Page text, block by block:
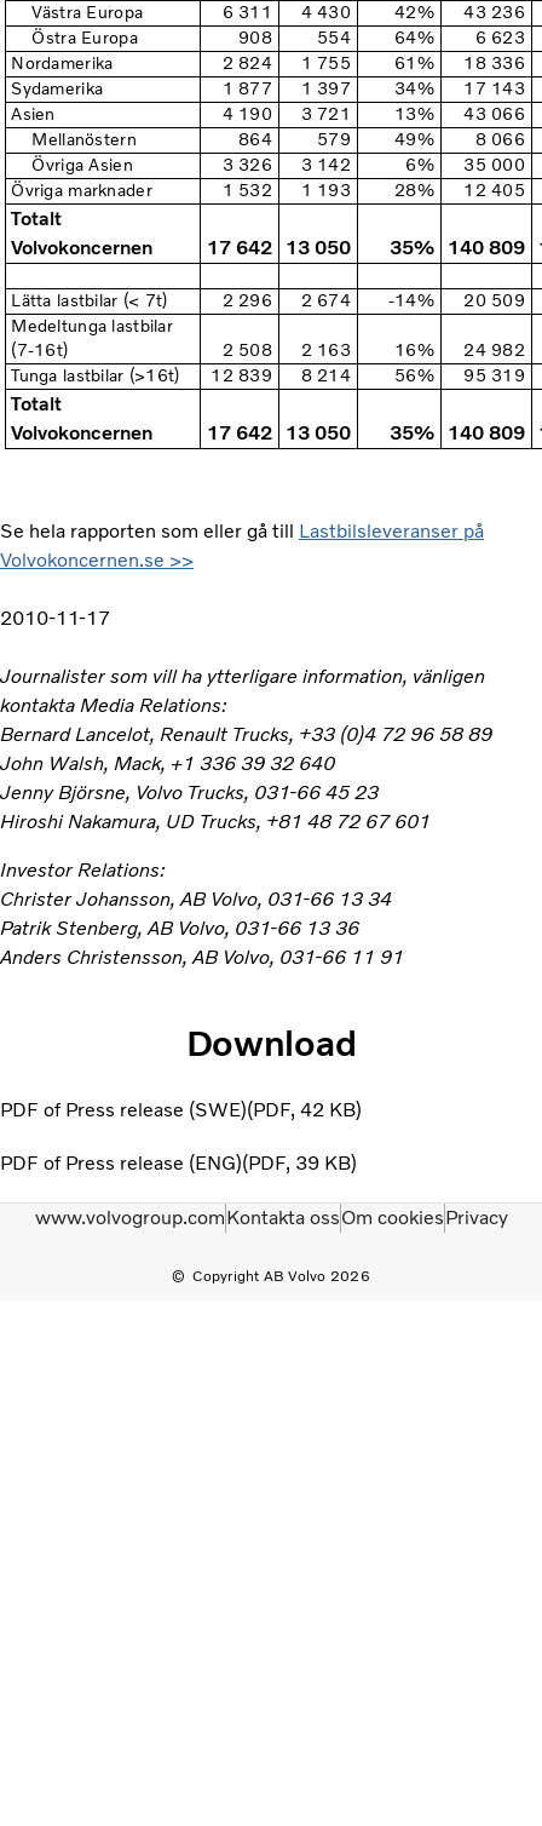
Västra Europa
6 311 4 430 42%
43 236
Östra Europa
908 554 64%
6 623
Nordamerika
2 824 1 755 61%
18 336
Sydamerika
1 877 1 397 34%
17 143
Asien
4 190 3 721 13%
43 066
Mellanöstern
864 579 49%
8 066
Övriga Asien
3 326 3 142 6%
35 000
Övriga marknader
1 532 1 193 28% 12 405
Totalt
Volvokoncernen
17 642 13 050 35% 140 809
Lätta lastbilar (< 7t) 2 296 2 674 -14%
20 509
Medeltunga lastbilar
(7-16t)
2 508 2 163 16%
24 982
Tunga lastbilar (>16t)
12 839 8 214 56% 95 319
Totalt
Volvokoncernen
17 642 13 050 35% 140 809
Se hela rapporten som eller gå till Lastbilsleveranser på
Volvokoncernen.se >>
2010-11-17
Journalister som vill ha ytterligare information, vänligen
kontakta Media Relations:
Bernard Lancelot, Renault Trucks, +33 (0)4 72 96 58 89
John Walsh, Mack, +1 336 39 32 640
Jenny Björsne, Volvo Trucks, 031-66 45 23
Hiroshi Nakamura, UD Trucks, +81 48 72 67 601
Investor Relations:
Christer Johansson, AB Volvo, 031-66 13 34
Patrik Stenberg, AB Volvo, 031-66 13 36
Anders Christensson, AB Volvo, 031-66 11 91
Download
PDF of Press release (SWE) PDF 42 KB
PDF of Press release (ENG) PDF 39 KB
Copyright AB Volvo 2026
www.volvogroup.comKontakta ossOm cookiesPrivacy